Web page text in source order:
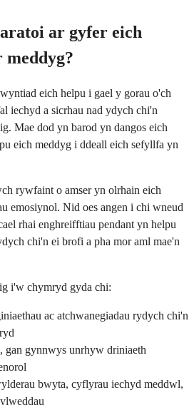
ar gyfer eich
eich helpu i gael y gorau o'ch
iechyd a sicrhau nad ydych chi'n
Mae dod yn barod yn dangos eich
eich meddyg i ddeall eich sefyllfa yn
rywfaint o amser yn olrhain eich
emosiynol. Nid oes angen i chi wneud
rhai enghreifftiau pendant yn helpu
chi'n ei brofi a pha mor aml mae'n
i'w chymryd gyda chi:
ac atchwanegiadau rydych chi'n
gan gynnwys unrhyw driniaeth
bwyta, cyflyrau iechyd meddwl,